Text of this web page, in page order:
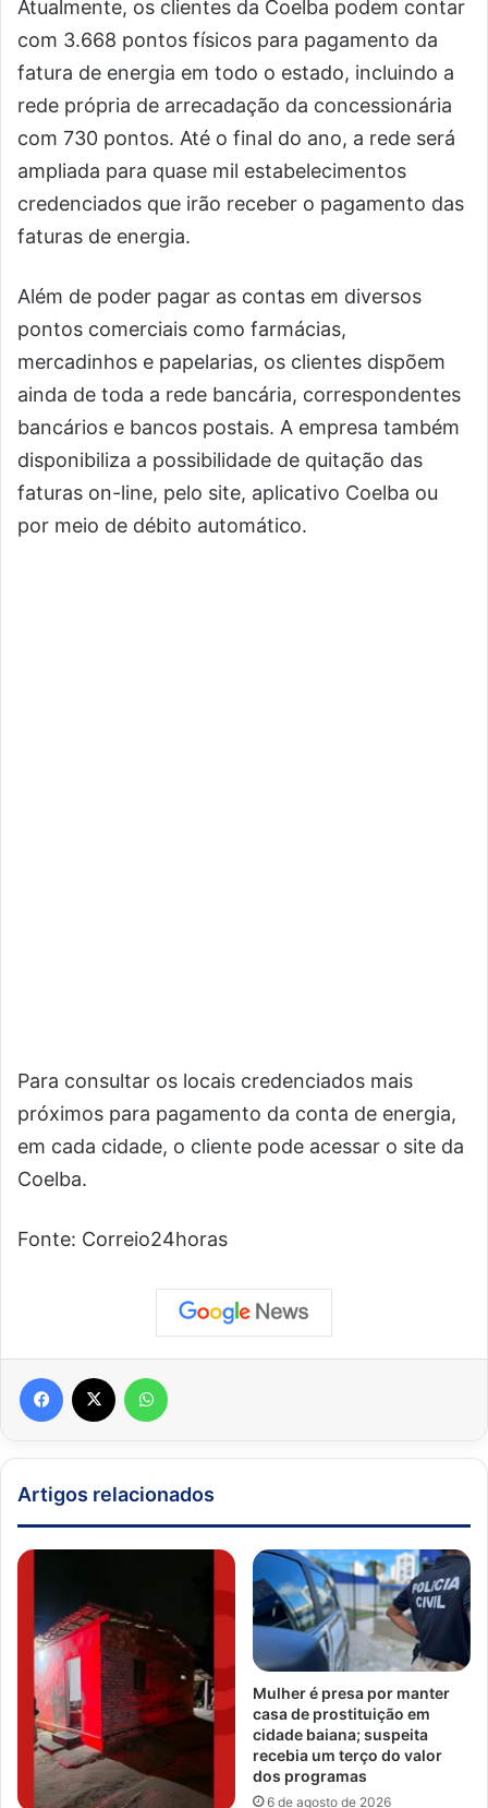
Atualmente, os clientes da Coelba podem contar
com 3.668 pontos físicos para pagamento da
fatura de energia em todo o estado, incluindo a
rede própria de arrecadação da concessionária
com 730 pontos. Até o final do ano, a rede será
ampliada para quase mil estabelecimentos
credenciados que irão receber o pagamento das
faturas de energia.
Além de poder pagar as contas em diversos
pontos comerciais como farmácias,
mercadinhos e papelarias, os clientes dispõem
ainda de toda a rede bancária, correspondentes
bancários e bancos postais. A empresa também
disponibiliza a possibilidade de quitação das
faturas on-line, pelo site, aplicativo Coelba ou
por meio de débito automático.
Para consultar os locais credenciados mais
próximos para pagamento da conta de energia,
em cada cidade, o cliente pode acessar o site da
Coelba.
Fonte: Correio24horas
Artigos relacionados
Mulher é presa por manter
casa de prostituição em
cidade baiana; suspeita
recebia um terço do valor
dos programas
6 de agosto de 2026